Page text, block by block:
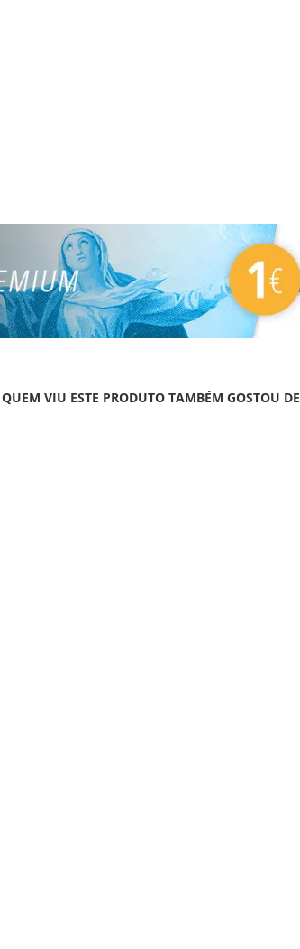
QUEM VIU ESTE PRODUTO TAMBÉM GOSTOU DE